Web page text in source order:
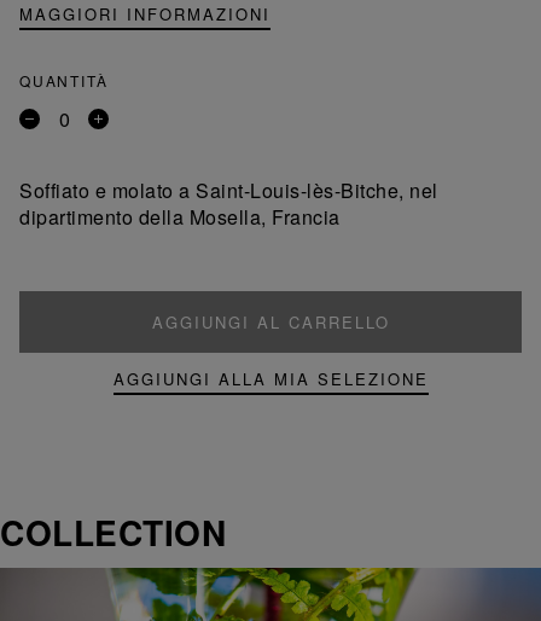
MAGGIORI INFORMAZIONI
QUANTITÀ
Rimuovi
Aggiungi
Soffiato e molato a Saint-Louis-lès-Bitche, nel
dipartimento della Mosella, Francia
AGGIUNGI AL CARRELLO
AGGIUNGI ALLA MIA SELEZIONE
COLLECTION